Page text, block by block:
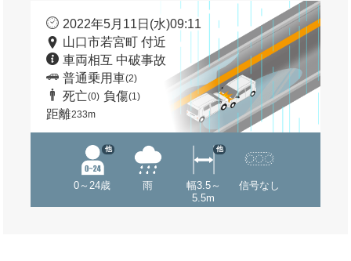
2022年5月11日(水)09:11
山口市若宮町 付近
車両相互 中破事故
普通乗用車(2)
死亡(0) 負傷(1)
距離233m
0～24歳
他
雨
幅3.5～
5.5m
他
信号なし